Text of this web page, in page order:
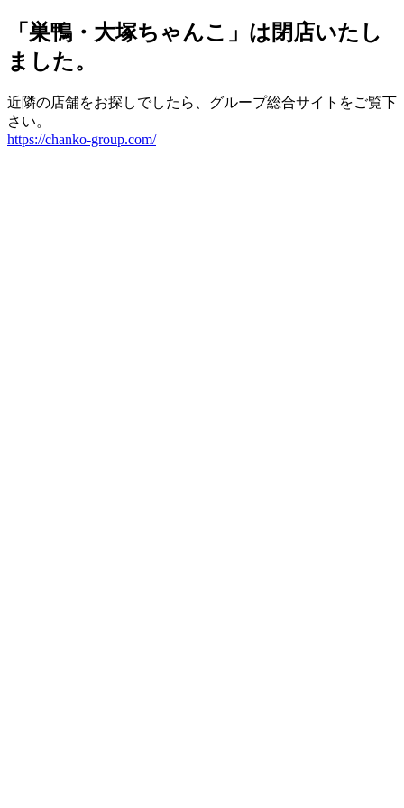
「巣鴨・大塚ちゃんこ」は閉店いたし
ました。
近隣の店舗をお探しでしたら、グループ総合サイトをご覧下
さい。
https://chanko-group.com/